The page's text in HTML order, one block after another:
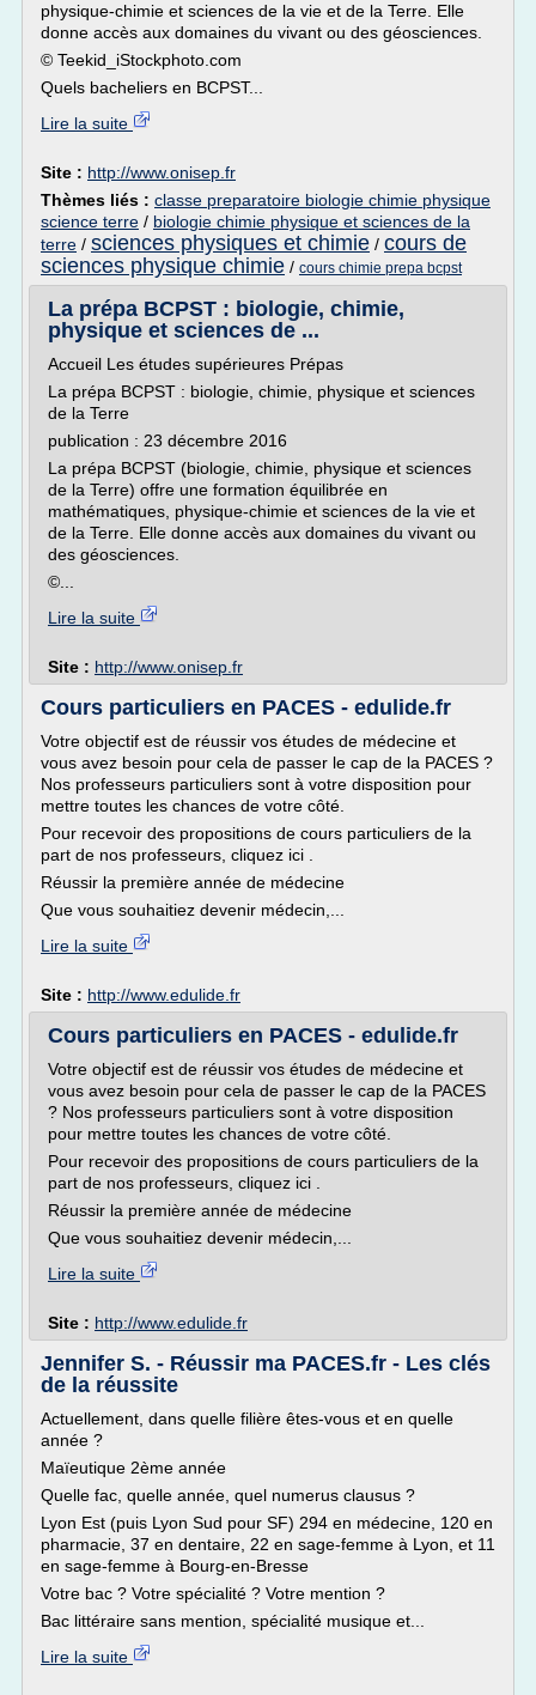
physique-chimie et sciences de la vie et de la Terre. Elle
donne accès aux domaines du vivant ou des géosciences.
© Teekid_iStockphoto.com
Quels bacheliers en BCPST...
Lire la suite
Site : http://www.onisep.fr
Thèmes liés : classe preparatoire biologie chimie physique
science terre / biologie chimie physique et sciences de la
terre / sciences physiques et chimie / cours de
sciences physique chimie / cours chimie prepa bcpst
La prépa BCPST : biologie, chimie,
physique et sciences de ...
Accueil Les études supérieures Prépas
La prépa BCPST : biologie, chimie, physique et sciences
de la Terre
publication : 23 décembre 2016
La prépa BCPST (biologie, chimie, physique et sciences
de la Terre) offre une formation équilibrée en
mathématiques, physique-chimie et sciences de la vie et
de la Terre. Elle donne accès aux domaines du vivant ou
des géosciences.
©...
Lire la suite
Site : http://www.onisep.fr
Cours particuliers en PACES - edulide.fr
Votre objectif est de réussir vos études de médecine et
vous avez besoin pour cela de passer le cap de la PACES ?
Nos professeurs particuliers sont à votre disposition pour
mettre toutes les chances de votre côté.
Pour recevoir des propositions de cours particuliers de la
part de nos professeurs, cliquez ici .
Réussir la première année de médecine
Que vous souhaitiez devenir médecin,...
Lire la suite
Site : http://www.edulide.fr
Cours particuliers en PACES - edulide.fr
Votre objectif est de réussir vos études de médecine et
vous avez besoin pour cela de passer le cap de la PACES
? Nos professeurs particuliers sont à votre disposition
pour mettre toutes les chances de votre côté.
Pour recevoir des propositions de cours particuliers de la
part de nos professeurs, cliquez ici .
Réussir la première année de médecine
Que vous souhaitiez devenir médecin,...
Lire la suite
Site : http://www.edulide.fr
Jennifer S. - Réussir ma PACES.fr - Les clés
de la réussite
Actuellement, dans quelle filière êtes-vous et en quelle
année ?
Maïeutique 2ème année
Quelle fac, quelle année, quel numerus clausus ?
Lyon Est (puis Lyon Sud pour SF) 294 en médecine, 120 en
pharmacie, 37 en dentaire, 22 en sage-femme à Lyon, et 11
en sage-femme à Bourg-en-Bresse
Votre bac ? Votre spécialité ? Votre mention ?
Bac littéraire sans mention, spécialité musique et...
Lire la suite